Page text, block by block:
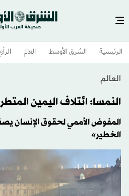
الرئيسية الشرق الأوسط​ العالم
العالم
النمسا: ائتلاف اليمين
المفوض الأممي لحقوق الإنسان
الخطير»